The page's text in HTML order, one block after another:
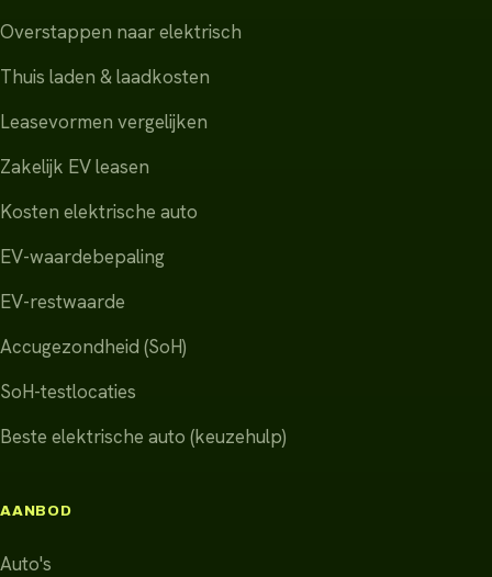
Overstappen naar elektrisch
Thuis laden & laadkosten
Leasevormen vergelijken
Zakelijk EV leasen
Kosten elektrische auto
EV-waardebepaling
EV-restwaarde
Accugezondheid (SoH)
SoH-testlocaties
Beste elektrische auto (keuzehulp)
AANBOD
Auto's